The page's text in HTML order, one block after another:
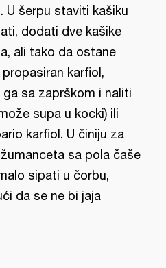
U šerpu staviti kašiku
dodati dve kašike
ali tako da ostane
karfiol,
sa zaprškom i naliti
supa u kocki) ili
karfiol. U činiju za
sa pola čaše
sipati u čorbu,
da se ne bi jaja